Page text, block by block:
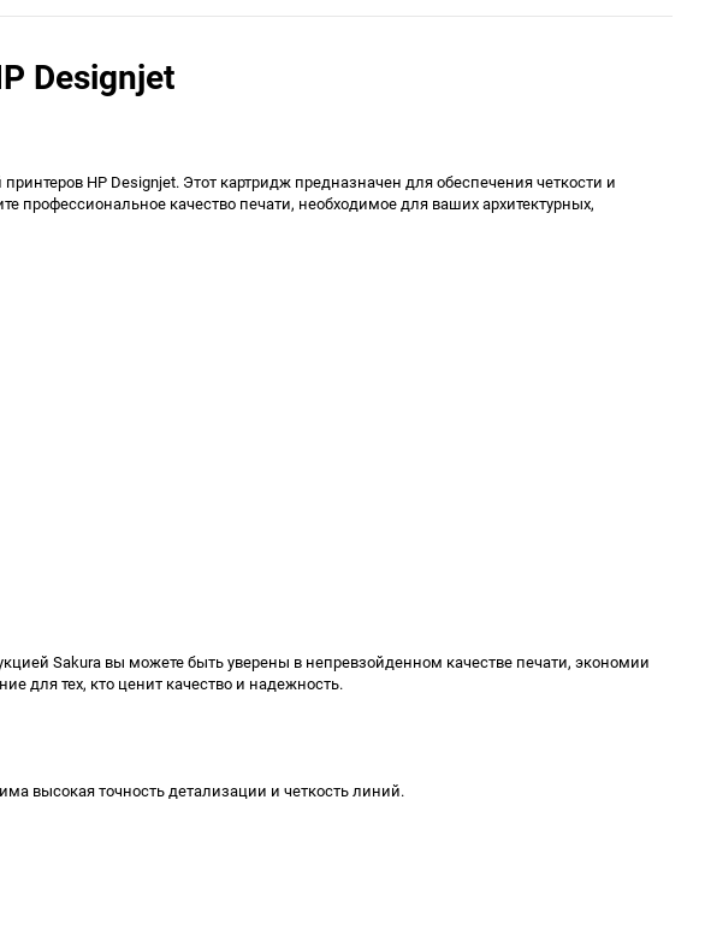
Designjet
HP Designjet. Этот картридж предназначен для обеспечения четкости и
профессиональное качество печати, необходимое для ваших архитектурных,
Sakura вы можете быть уверены в непревзойденном качестве печати, экономии
для тех, кто ценит качество и надежность.
высокая точность детализации и четкость линий.